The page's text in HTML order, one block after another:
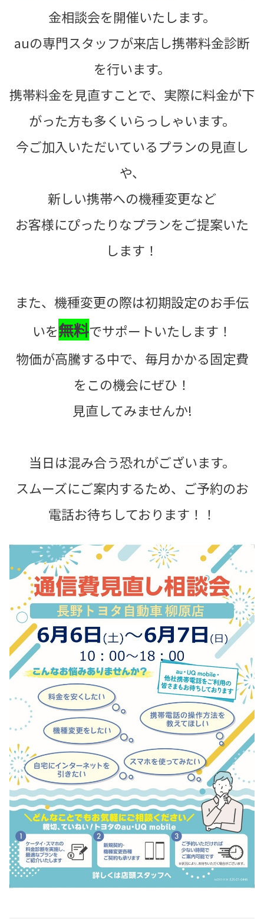
金相談会を開催いたします。
auの専門スタッフが来店し携帯料金診断
を行います。
携帯料金を見直すことで、実際に料金が下
がった方も多くいらっしゃいます。
今ご加入いただいているプランの見直し
や、
新しい携帯への機種変更など
お客様にぴったりなプランをご提案いた
します！
また、機種変更の際は初期設定のお手伝
いを無料でサポートいたします！
物価が高騰する中で、毎月かかる固定費
をこの機会にぜひ！
見直してみませんか!
当日は混み合う恐れがございます。
スムーズにご案内するため、ご予約のお
電話お待ちしております！！